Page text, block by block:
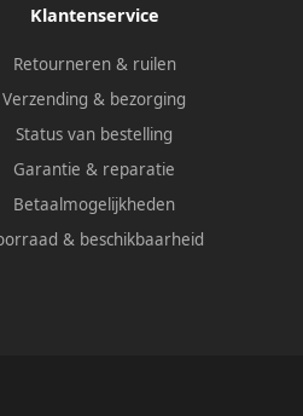
Klantenservice
Retourneren & ruilen
Verzending & bezorging
Status van bestelling
Garantie & reparatie
Betaalmogelijkheden
& beschikbaarheid